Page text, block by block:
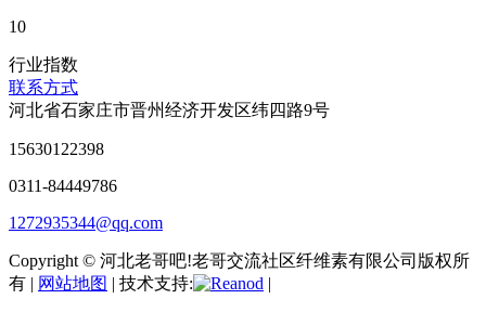
10
行业指数
联系方式
河北省石家庄市晋州经济开发区纬四路9号
15630122398
0311-84449786
1272935344@qq.com
Copyright © 河北老哥吧!老哥交流社区纤维素有限公司版权所
有 | 网站地图 | 技术支持: |